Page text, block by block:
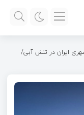
ایران در تنش آبی/